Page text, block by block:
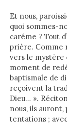
Et nous,
quoi sommes-
carême ? Tout
prière. Comme
vers le mystère
moment de
baptismale de
reçoivent la
Dieu… ».
nous, ils
tentations ;